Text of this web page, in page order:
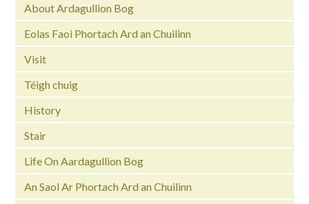
About Ardagullion Bog
Eolas Faoi Phortach Ard an Chuilinn
Visit
Téigh chuig
History
Stair
Life On Aardagullion Bog
An Saol Ar Phortach Ard an Chuilinn